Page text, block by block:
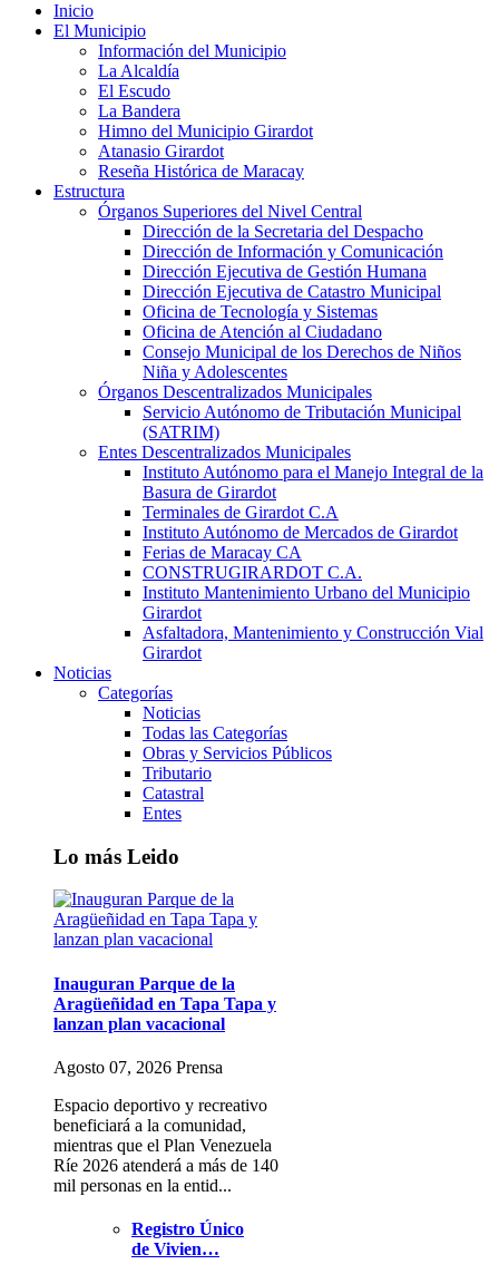
Inicio
El Municipio
Información del Municipio
La Alcaldía
El Escudo
La Bandera
Himno del Municipio Girardot
Atanasio Girardot
Reseña Histórica de Maracay
Estructura
Órganos Superiores del Nivel Central
Dirección de la Secretaria del Despacho
Dirección de Información y Comunicación
Dirección Ejecutiva de Gestión Humana
Dirección Ejecutiva de Catastro Municipal
Oficina de Tecnología y Sistemas
Oficina de Atención al Ciudadano
Consejo Municipal de los Derechos de Niños
Niña y Adolescentes
Órganos Descentralizados Municipales
Servicio Autónomo de Tributación Municipal
(SATRIM)
Entes Descentralizados Municipales
Instituto Autónomo para el Manejo Integral de la
Basura de Girardot
Terminales de Girardot C.A
Instituto Autónomo de Mercados de Girardot
Ferias de Maracay CA
CONSTRUGIRARDOT C.A.
Instituto Mantenimiento Urbano del Municipio
Girardot
Asfaltadora, Mantenimiento y Construcción Vial
Girardot
Noticias
Categorías
Noticias
Todas las Categorías
Obras y Servicios Públicos
Tributario
Catastral
Entes
Lo más Leido
Inauguran Parque de la
Aragüeñidad en Tapa Tapa y
lanzan plan vacacional
Agosto 07, 2026 Prensa
Espacio deportivo y recreativo
beneficiará a la comunidad,
mientras que el Plan Venezuela
Ríe 2026 atenderá a más de 140
mil personas en la entid...
Registro Único
de Vivien…